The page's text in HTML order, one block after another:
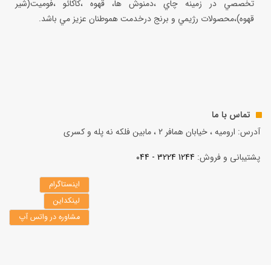
تخصصي در زمينه چاي ،دمنوش ها، قهوه ،كاكائو ،فوميت(شير
قهوه)،محصولات رژيمي و برنج درخدمت هموطنان عزيز مي باشد.
تماس با ما
آدرس: ارومیه ، خیابان همافر 2 ، مابين فلكه نه پله و کسری
پشتیبانی و فروش: 1244 3224 - 044
اینستاگرام
لینکداین
مشاوره در واتس آپ